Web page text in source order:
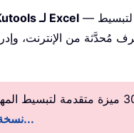
Kutools لـ Excel — وهي إضافة قوية وسهلة الاستخدام صُمِّمت خصيصًا لتبسيط
نسخة تجريبية مجانية...